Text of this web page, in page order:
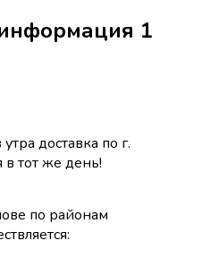
1
доставка по г.
в тот же день!
по районам